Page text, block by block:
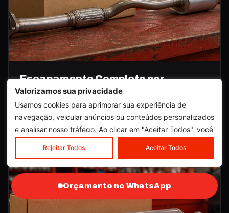
Valorizamos sua privacidade
Usamos cookies para aprimorar sua experiência de
navegação, veicular anúncios ou conteúdos personalizados
e analisar nosso tráfego. Ao clicar em "Aceitar Todos", você
Rejeitar Todos Aceitar Todos
Escapamento Completo por
Aplicação
Informe modelo, ano e motorização para confirmarmos a
compatibilidade antes da compra.
Consultar →
Orçamento no WhatsApp